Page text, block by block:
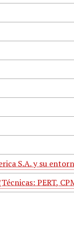
S.A. y su
PERT,